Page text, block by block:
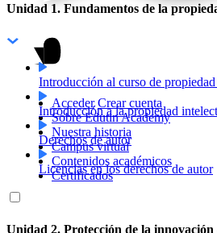
Acceder Crear cuenta
Sobre Edutin Academy
Nuestra historia
Campus virtual
Contenidos académicos
Certificados
Unidad 1. Fundamentos de la
Introducción al curso de
Introducción a la propiedad
Derechos de autor
Licencias en los derechos de autor
Unidad 2. Protección de la innovación